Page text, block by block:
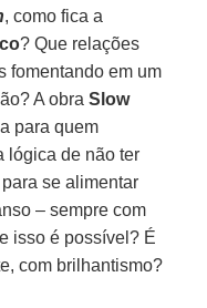
, como fica a
? Que relações
fomentando em um
A obraSlow
para quem
lógica de não ter
se alimentar
– sempre com
isso é possível? É
com brilhantismo?